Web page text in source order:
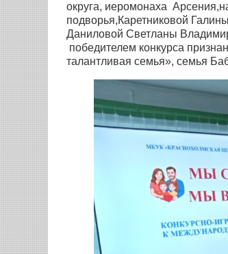
округа, иеромонаха
подворья,Каретниковой
Даниловой Светланы
победителем конкурса
талантливая семья», семья